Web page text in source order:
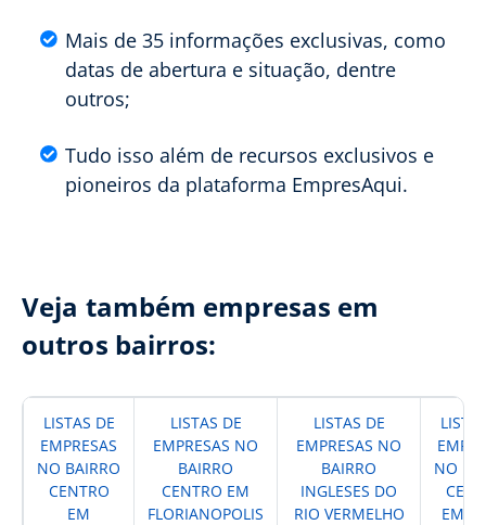
Mais de 35 informações exclusivas, como
datas de abertura e situação, dentre
outros;
Tudo isso além de recursos exclusivos e
pioneiros da plataforma EmpresAqui.
Veja também empresas em
outros bairros:
LISTAS DE
EMPRESAS
NO BAIRRO
CENTRO
EM
LISTAS DE
EMPRESAS NO
BAIRRO
CENTRO EM
FLORIANOPOLIS
LISTAS DE
EMPRESAS NO
BAIRRO
INGLESES DO
RIO VERMELHO
NO
EM